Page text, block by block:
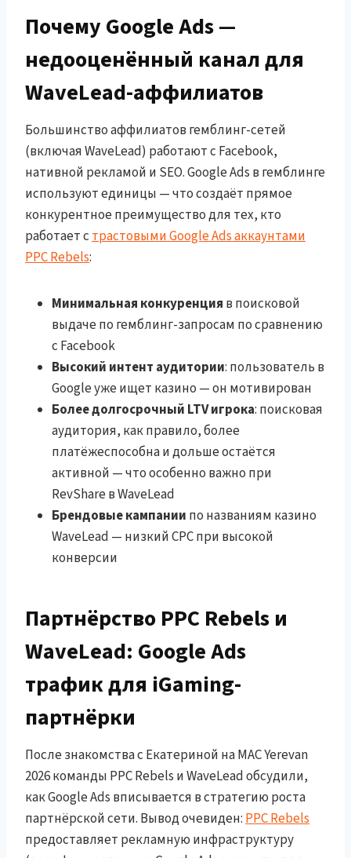
Почему Google Ads —
недооценённый канал для
WaveLead-аффилиатов
Большинство аффилиатов гемблинг-сетей
(включая WaveLead) работают с Facebook,
нативной рекламой и SEO. Google Ads в гемблинге
используют единицы — что создаёт прямое
конкурентное преимущество для тех, кто
работает с трастовыми Google Ads аккаунтами
PPC Rebels:
Минимальная конкуренция в поисковой
выдаче по гемблинг-запросам по сравнению
с Facebook
Высокий интент аудитории: пользователь в
Google уже ищет казино — он мотивирован
Более долгосрочный LTV игрока: поисковая
аудитория, как правило, более
платёжеспособна и дольше остаётся
активной — что особенно важно при
RevShare в WaveLead
Брендовые кампании по названиям казино
WaveLead — низкий CPC при высокой
конверсии
Партнёрство PPC Rebels и
WaveLead: Google Ads
трафик для iGaming-
партнёрки
После знакомства с Екатериной на MAC Yerevan
2026 команды PPC Rebels и WaveLead обсудили,
как Google Ads вписывается в стратегию роста
партнёрской сети. Вывод очевиден: PPC Rebels
предоставляет рекламную инфраструктуру